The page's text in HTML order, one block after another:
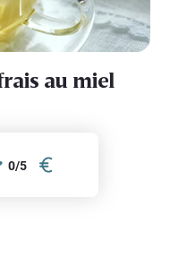
au miel
0/5